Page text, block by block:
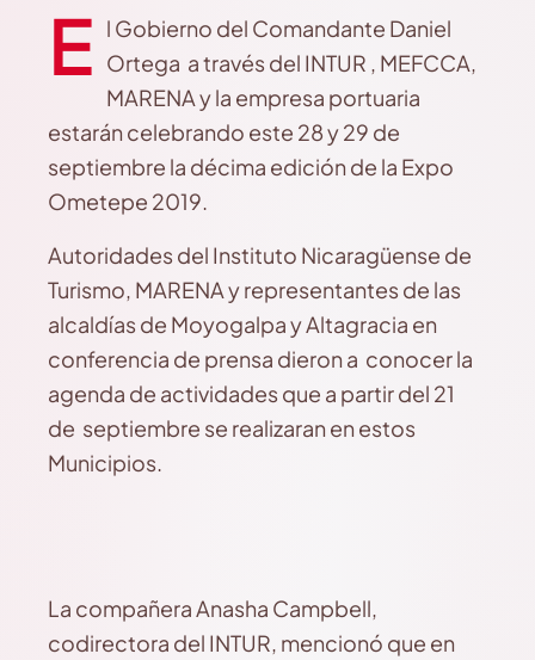
E l Gobierno del Comandante Daniel
Ortega a través del INTUR , MEFCCA,
MARENA y la empresa portuaria
estarán celebrando este 28 y 29 de
septiembre la décima edición de la Expo
Ometepe 2019.
Autoridades del Instituto Nicaragüense de
Turismo, MARENA y representantes de las
alcaldías de Moyogalpa y Altagracia en
conferencia de prensa dieron a conocer la
agenda de actividades que a partir del 21
de septiembre se realizaran en estos
Municipios.
La compañera Anasha Campbell,
codirectora del INTUR, mencionó que en